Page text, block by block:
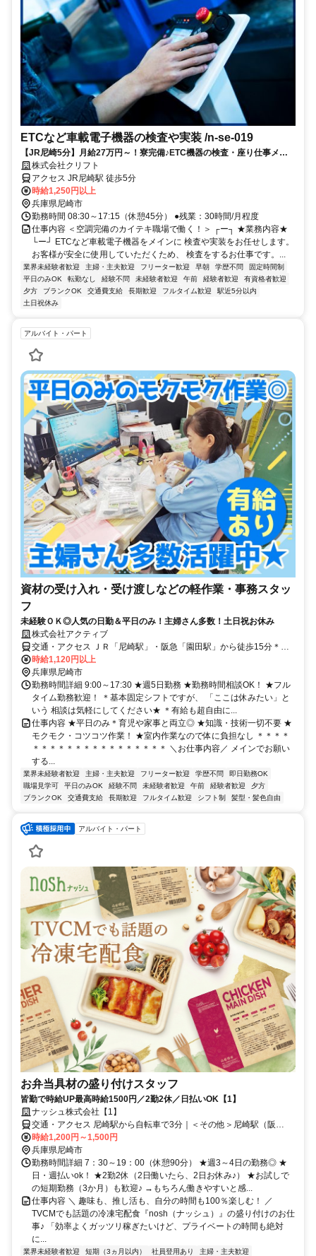
ETCなど車載電子機器の検査や実装 /n-se-019
【JR尼崎5分】月給27万円～！寮完備♪ETC機器の検査・座り仕事メイ
ン★未経験3日でマスター可能◎
株式会社クリフト
アクセス JR尼崎駅 徒歩5分
時給1,250円以上
兵庫県尼崎市
勤務時間 08:30～17:15（休憩45分） ●残業：30時間/月程度
仕事内容 ＜空調完備のカイテキ職場で働く！＞ ┌ー┐ ★業務内容★
└ー┘ ETCなど車載電子機器をメインに 検査や実装をお任せします。
お客様が安全に使用していただくため、 検査をするお仕事です。...
業界未経験者歓迎 主婦・主夫歓迎 フリーター歓迎 早朝 学歴不問
固定時間制
平日のみOK
転勤なし 経験不問 未経験者歓迎 午前 経験者歓迎
有資格者歓迎
夕方
ブランクOK 交通費支給 長期歓迎 フルタイム歓迎
駅近5分以内
土日祝休み
アルバイト・パート
資材の受け入れ・受け渡しなどの軽作業・事務スタッ
フ
未経験ＯＫ◎人気の日勤＆平日のみ！主婦さん多数！土日祝お休み
株式会社アクティブ
交通・アクセス ＪＲ「尼崎駅」・阪急「園田駅」から徒歩15分＊交
通費規定支給★自転車通勤OK
時給1,120円以上
兵庫県尼崎市
勤務時間詳細 9:00～17:30 ★週5日勤務 ★勤務時間相談OK！ ★フル
タイム勤務歓迎！ ＊基本固定シフトですが、 「ここは休みたい」と
いう 相談は気軽にしてください★ ＊有給も超自由に...
仕事内容 ★平日のみ＊育児や家事と両立◎ ★知識・技術一切不要 ★
モクモク・コツコツ作業！ ★室内作業なので体に負担なし ＊＊＊＊
＊＊＊＊＊＊＊＊＊＊＊＊＊＊＊＊ ＼お仕事内容／ メインでお願い
する...
業界未経験者歓迎 主婦・主夫歓迎 フリーター歓迎 学歴不問
即日勤務OK
職場見学可
平日のみOK 経験不問 未経験者歓迎 午前 経験者歓迎
夕方
ブランクOK
交通費支給 長期歓迎 フルタイム歓迎 シフト制 髪型・髪色自由
アルバイト・パート
お弁当具材の盛り付けスタッフ
皆勤で時給UP最高時給1500円／2勤2休／日払いOK【1】
ナッシュ株式会社【1】
交通・アクセス 尼崎駅から自転車で3分｜＜その他＞尼崎駅（阪
神）・JR塚口駅・JR立花駅からは自転車で10分
時給1,200円～1,500円
兵庫県尼崎市
勤務時間詳細 7：30～19：00（休憩90分） ★週3～4日の勤務◎ ★
日・週払いok！ ★2勤2休（2日働いたら、2日お休み♪） ★お試しで
の短期勤務（3か月）も歓迎♪ →もちろん働きやすいと感...
仕事内容 ＼ 趣味も、推し活も、自分の時間も100％楽しむ！ ／
TVCMでも話題の冷凍宅配食『nosh（ナッシュ）』の盛り付けのお仕
事♪ 「効率よくガッツリ稼ぎたいけど、プライベートの時間も絶対
に...
業界未経験者歓迎 短期（3ヵ月以内） 社員登用あり
主婦・主夫歓迎